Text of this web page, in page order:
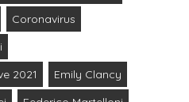
Coronavirus
2021
Emily Clancy